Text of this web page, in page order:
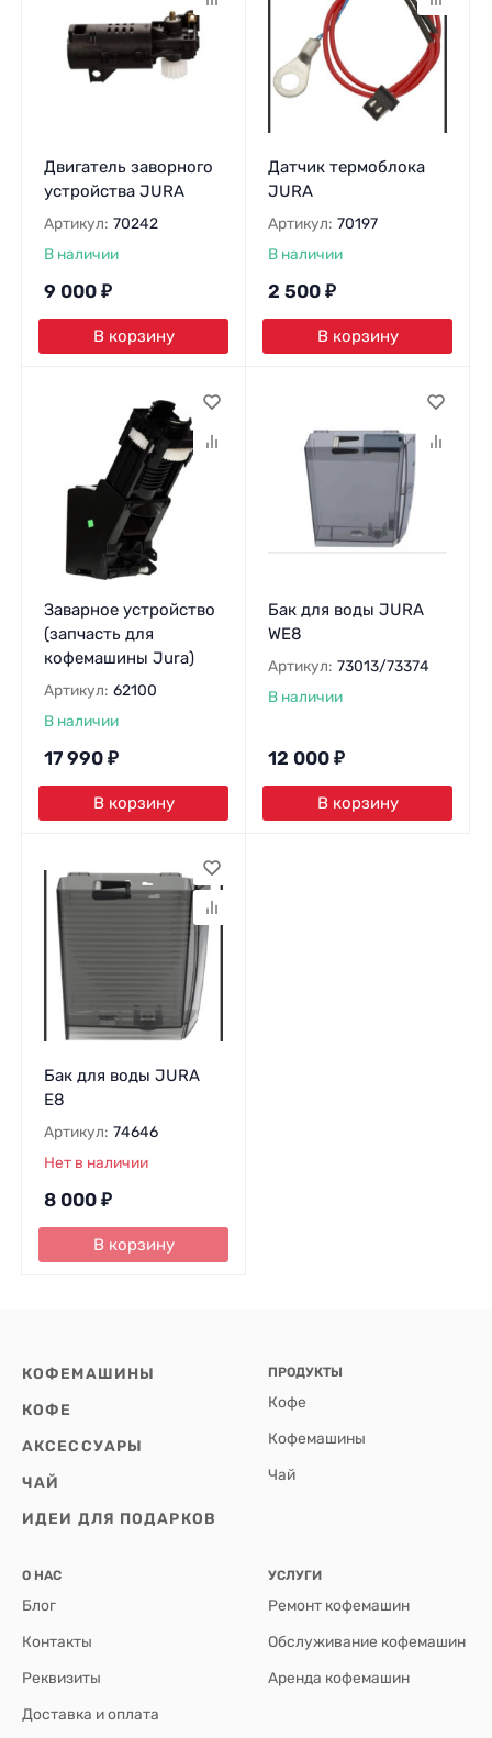
Двигатель заворного
устройства JURA
Артикул: 70242
В наличии
9 000 ₽
В корзину
Датчик термоблока
JURA
Артикул: 70197
В наличии
2 500 ₽
В корзину
Заварное устройство
(запчасть для
кофемашины Jura)
Артикул: 62100
В наличии
17 990 ₽
В корзину
Бак для воды JURA
WE8
Артикул: 73013/73374
В наличии
12 000 ₽
В корзину
Бак для воды JURA
E8
Артикул: 74646
Нет в наличии
8 000 ₽
В корзину
КОФЕМАШИНЫ
КОФЕ
АКСЕССУАРЫ
ЧАЙ
ИДЕИ ДЛЯ ПОДАРКОВ
ПРОДУКТЫ
Кофе
Кофемашины
Чай
О НАС
Блог
Контакты
Реквизиты
Доставка и оплата
УСЛУГИ
Ремонт кофемашин
Обслуживание кофемашин
Аренда кофемашин